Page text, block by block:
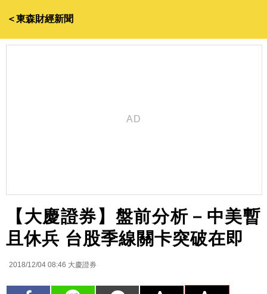
＜東森財經新聞
【大慶證券】盤前分析－中美暫
且休兵 台股季線關卡突破在即
2018/12/04 08:46 大慶證券